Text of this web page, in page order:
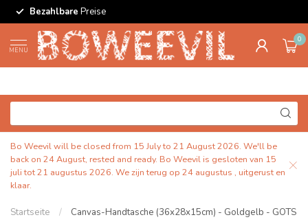
Bezahlbare Preise
MENU
0
Bo Weevil will be closed from 15 July to 21 August 2026. We'll be
back on 24 August, rested and ready. Bo Weevil is gesloten van 15
juli tot 21 augustus 2026. We zijn terug op 24 augustus , uitgerust en
klaar.
Startseite / Canvas-Handtasche (36x28x15cm) - Goldgelb - GOTS